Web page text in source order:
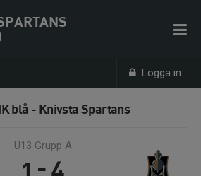
Logga in
blå - Knivsta Spartans
U13 Grupp A
1 - 4